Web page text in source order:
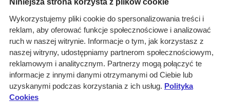
O nas
Rozwiązania
Monitoring
przetargów
Raporty
przetargowe
Niniejsza strona korzysta z plików cookie
Wykorzystujemy pliki cookie do spersonalizowania treści i
reklam, aby oferować funkcje społecznościowe i analizować
ruch w naszej witrynie. Informacje o tym, jak korzystasz z
naszej witryny, udostępniamy partnerom społecznościowym,
reklamowym i analitycznym. Partnerzy mogą połączyć te
informacje z innymi danymi otrzymanymi od Ciebie lub
uzyskanymi podczas korzystania z ich usług. Polityka
Cookies